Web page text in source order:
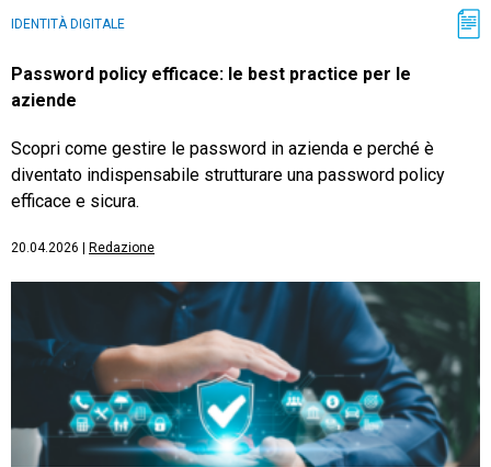
IDENTITÀ DIGITALE
Password policy efficace: le best practice per le
aziende
Scopri come gestire le password in azienda e perché è
diventato indispensabile strutturare una password policy
efficace e sicura.
20.04.2026 Redazione